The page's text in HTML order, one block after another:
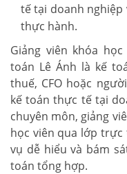
tế tại doanh nghiệp
thực hành.
Giảng viên khóa
toán Lê Ánh là kế
thuế, CFO hoặc
kế toán thực tế tại
chuyên môn, giảng
học viên qua lớp trực
vụ dễ hiểu và bám
toán tổng hợp.